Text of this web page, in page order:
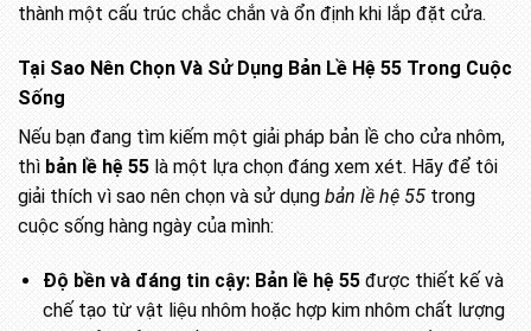
thành một cấu trúc chắc chắn và ổn định khi lắp đặt cửa.
Tại Sao Nên Chọn Và Sử Dụng Bản Lề Hệ 55 Trong Cuộc
Sống
Nếu bạn đang tìm kiếm một giải pháp bản lề cho cửa nhôm,
thì bản lề hệ 55 là một lựa chọn đáng xem xét. Hãy để tôi
giải thích vì sao nên chọn và sử dụng bản lề hệ 55 trong
cuộc sống hàng ngày của mình:
Độ bền và đáng tin cậy: Bản lề hệ 55được thiết kế và
chế tạo từ vật liệu nhôm hoặc hợp kim nhôm chất lượng